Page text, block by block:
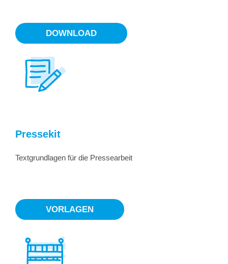
DOWNLOAD
Pressekit
Textgrundlagen für die Pressearbeit
VORLAGEN